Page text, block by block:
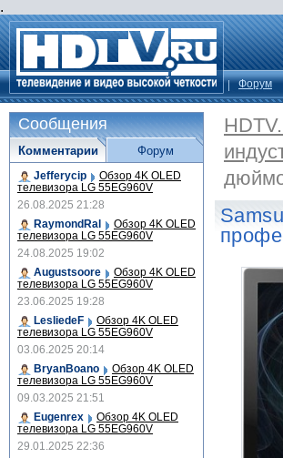
.
Форум
Сообщения
Комментарии
Jefferycip Обзор 4K OLED
телевизора LG 55EG960V
26.08.2025 21:28
RaymondRal
Обзор 4K OLED
телевизора LG 55EG960V
24.08.2025 19:02
Augustsoore
Обзор 4K OLED
телевизора LG 55EG960V
23.06.2025 19:28
LesliedeF
Обзор 4K OLED
телевизора LG 55EG960V
03.06.2025 20:14
BryanBoano
Обзор 4K OLED
телевизора LG 55EG960V
09.03.2025 21:51
Eugenrex
Обзор 4K OLED
телевизора LG 55EG960V
29.01.2025 22:36
Форум